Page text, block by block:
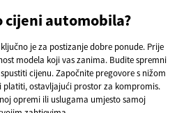
cijeni automobila?
je za postizanje dobre ponude. Prije
modela koji vas zanima. Budite spremni
cijenu. Započnite pregovore s nižom
platiti, ostavljajući prostor za kompromis.
opremi ili uslugama umjesto samoj